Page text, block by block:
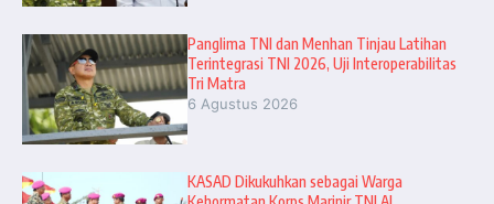
Panglima TNI dan Menhan Tinjau Latihan
Terintegrasi TNI 2026, Uji Interoperabilitas
Tri Matra
6 Agustus 2026
KASAD Dikukuhkan sebagai Warga